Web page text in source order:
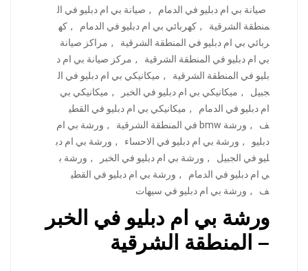
صيانة بي ام دبليو في الدمام
, صيانة بي ام دبليو في ال
منطقة الشرقية
, كهربائي بي ام دبليو في الدمام , كه
ربائي بي ام دبليو في المنطقة الشرقية
, مراكز صيانة
بي ام دبليو في المنطقة الشرقية
, مركز صيانة بي ام د
بليو في المنطقة الشرقية
, ميكانيكي بي ام دبليو في ال
جبيل
, ميكانيكي بي ام دبليو في الخبر , ميكانيكي بي
ام دبليو في الدمام
, ميكانيكي بي ام دبليو في القطي
ف
, ورشة bmw في المنطقة الشرقية , ورشة بي ام
دبليو
, ورشة بي ام دبليو في الاحساء , ورشة بي ام دب
ليو في الجبيل
, ورشة بي ام دبليو في الخبر , ورشة ب
ي ام دبليو في الدمام
, ورشة بي ام دبليو في القطي
ف
, ورشة بي ام دبليو في سيهات
ورشة بي ام دبليو في الخبر
– المنطقة الشرقية